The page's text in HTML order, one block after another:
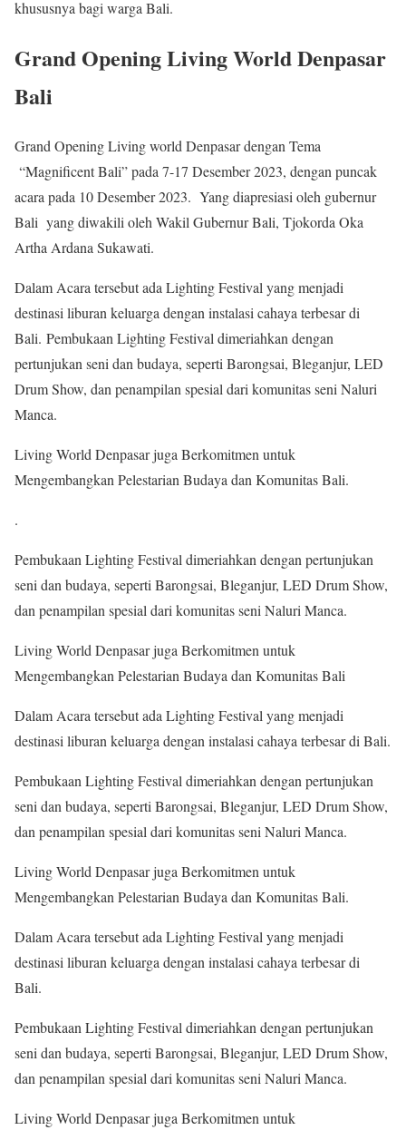
khususnya bagi warga Bali.
Grand Opening Living World Denpasar
Bali
Grand Opening Living world Denpasar dengan Tema
“Magnificent Bali” pada 7-17 Desember 2023, dengan puncak
acara pada 10 Desember 2023. Yang diapresiasi oleh gubernur
Bali yang diwakili oleh Wakil Gubernur Bali, Tjokorda Oka
Artha Ardana Sukawati.
Dalam Acara tersebut ada Lighting Festival yang menjadi
destinasi liburan keluarga dengan instalasi cahaya terbesar di
Bali. Pembukaan Lighting Festival dimeriahkan dengan
pertunjukan seni dan budaya, seperti Barongsai, Bleganjur, LED
Drum Show, dan penampilan spesial dari komunitas seni Naluri
Manca.
Living World Denpasar juga Berkomitmen untuk
Mengembangkan Pelestarian Budaya dan Komunitas Bali.
.
Pembukaan Lighting Festival dimeriahkan dengan pertunjukan
seni dan budaya, seperti Barongsai, Bleganjur, LED Drum Show,
dan penampilan spesial dari komunitas seni Naluri Manca.
Living World Denpasar juga Berkomitmen untuk
Mengembangkan Pelestarian Budaya dan Komunitas Bali
Dalam Acara tersebut ada Lighting Festival yang menjadi
destinasi liburan keluarga dengan instalasi cahaya terbesar di Bali.
Pembukaan Lighting Festival dimeriahkan dengan pertunjukan
seni dan budaya, seperti Barongsai, Bleganjur, LED Drum Show,
dan penampilan spesial dari komunitas seni Naluri Manca.
Living World Denpasar juga Berkomitmen untuk
Mengembangkan Pelestarian Budaya dan Komunitas Bali.
Dalam Acara tersebut ada Lighting Festival yang menjadi
destinasi liburan keluarga dengan instalasi cahaya terbesar di
Bali.
Pembukaan Lighting Festival dimeriahkan dengan pertunjukan
seni dan budaya, seperti Barongsai, Bleganjur, LED Drum Show,
dan penampilan spesial dari komunitas seni Naluri Manca.
Living World Denpasar juga Berkomitmen untuk